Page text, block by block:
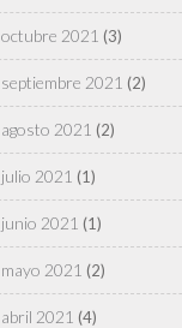
octubre 2021 (3)
septiembre 2021 (2)
agosto 2021 (2)
julio 2021 (1)
junio 2021 (1)
mayo 2021 (2)
abril 2021 (4)